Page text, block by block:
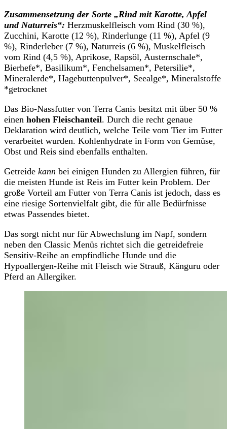
Zusammensetzung der Sorte „Rind mit Karotte, Apfel
und Naturreis“: Herzmuskelfleisch vom Rind (30 %),
Zucchini, Karotte (12 %), Rinderlunge (11 %), Apfel (9
%), Rinderleber (7 %), Naturreis (6 %), Muskelfleisch
vom Rind (4,5 %), Aprikose, Rapsöl, Austernschale*,
Bierhefe*, Basilikum*, Fenchelsamen*, Petersilie*,
Mineralerde*, Hagebuttenpulver*, Seealge*, Mineralstoffe
*getrocknet
Das Bio-Nassfutter von Terra Canis besitzt mit über 50 %
einen hohen Fleischanteil. Durch die recht genaue
Deklaration wird deutlich, welche Teile vom Tier im Futter
verarbeitet wurden. Kohlenhydrate in Form von Gemüse,
Obst und Reis sind ebenfalls enthalten.
Getreide kann bei einigen Hunden zu Allergien führen, für
die meisten Hunde ist Reis im Futter kein Problem. Der
große Vorteil am Futter von Terra Canis ist jedoch, dass es
eine riesige Sortenvielfalt gibt, die für alle Bedürfnisse
etwas Passendes bietet.
Das sorgt nicht nur für Abwechslung im Napf, sondern
neben den Classic Menüs richtet sich die getreidefreie
Sensitiv-Reihe an empfindliche Hunde und die
Hypoallergen-Reihe mit Fleisch wie Strauß, Känguru oder
Pferd an Allergiker.